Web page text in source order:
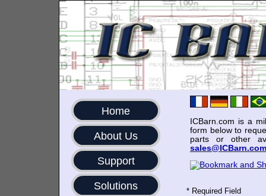
Home
About Us
Support
Solutions
ICBarn.com is a
form below to
parts or other
sales@ICBarn.com
* Required Field